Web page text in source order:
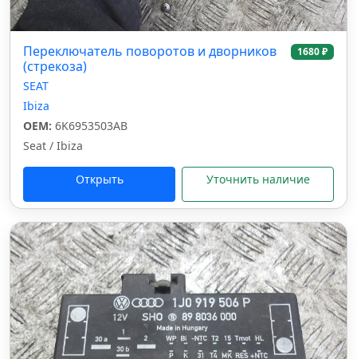
Переключатель поворотов и дворников
(стрекоза)
1680 ₽
SEAT
Ibiza
OEM: 6K6953503AB
Seat / Ibiza
Открыть Уточнить наличие